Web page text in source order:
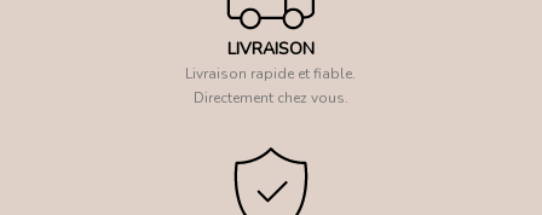
LIVRAISON
Livraison rapide et fiable.
Directement chez vous.